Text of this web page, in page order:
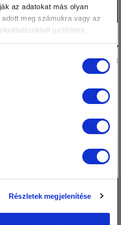
az adatokat más olyan
meg számukra vagy az
gyűjtöttek.
Részletek megjelenítése
és óvatosan.
finom, egészséges
hogy sokáig friss
Tedd a kosaradba
nehogy itt
felejtsd!
Köszönjük,hogy
olvasod a blogunkat!
Ezért
megajándékozunk egy
kis csomag hibiszkusz
virág teával!